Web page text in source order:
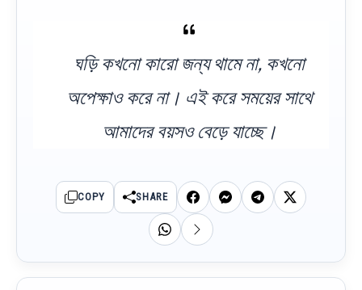
ঘড়ি কখনো কারো জন্য থামে না, কখনো
অপেক্ষাও করে না। এই করে সময়ের সাথে
আমাদের বয়সও বেড়ে যাচ্ছে।
COPY SHARE